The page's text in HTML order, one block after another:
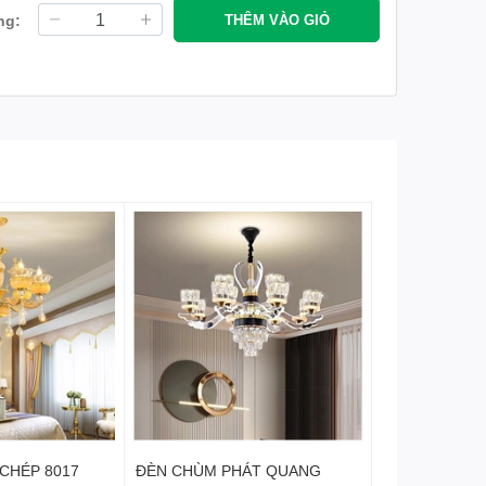
THÊM VÀO GIỎ
8017
ĐÈN CHÙM PHÁT QUANG